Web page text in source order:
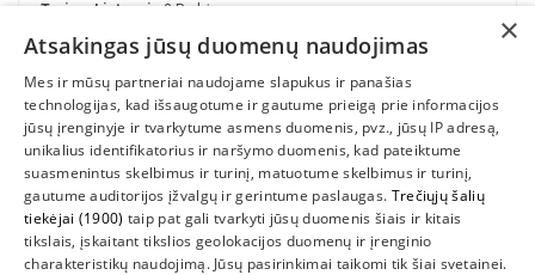
Turime Lietuvoje 3 Prekės
INFORMACIJA
×
Atsakingas jūsų duomenų naudojimas
Mes ir mūsų partneriai naudojame slapukus ir panašias
technologijas, kad išsaugotume ir gautume prieigą prie informacijos
jūsų įrenginyje ir tvarkytume asmens duomenis, pvz., jūsų IP adresą,
unikalius identifikatorius ir naršymo duomenis, kad pateiktume
suasmenintus skelbimus ir turinį, matuotume skelbimus ir turinį,
gautume auditorijos įžvalgų ir gerintume paslaugas. Trečiųjų šalių
tiekėjai (1900) taip pat gali tvarkyti jūsų duomenis šiais ir kitais
tikslais, įskaitant tikslios geolokacijos duomenų ir įrenginio
charakteristikų naudojimą. Jūsų pasirinkimai taikomi tik šiai svetainei.